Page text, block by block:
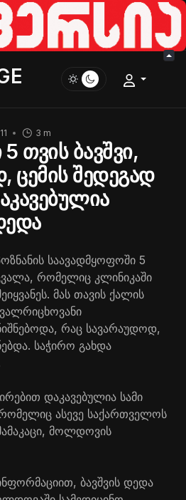
3 m
თვის ბავშვი,
ცემის შედეგად
საავადმყოფოში 5
რომელიც კლინიკაში
მას თავის ქალის
რაც სავარაუდოდ,
საჭირო გახდა
დაკავებულია სამი
ასევე საქართველოს
მოლდოვის
ბავშვის დედა